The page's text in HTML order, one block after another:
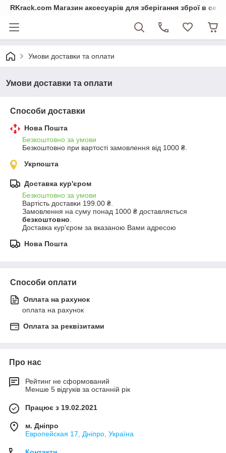
RKrack.com Магазин аксесуарів для зберігання зброї в
Умови доставки та оплати
Умови доставки та оплати
Способи доставки
Нова Пошта
Безкоштовно за умови
Безкоштовно при вартості замовлення від 1000 ₴.
Укрпошта
Доставка кур'єром
Безкоштовно за умови
Вартість доставки 199.00 ₴.
безкоштовно
Доставка кур'єром за вказаною Вами адресою
Нова Пошта
Способи оплати
Оплата на рахунок
оплата на рахунок
Оплата за реквізитами
Про нас
Рейтинг не сформований
Менше 5 відгуків за останній рік
Працює з 19.02.2021
м. Дніпро
Европейская 17, Дніпро, Україна